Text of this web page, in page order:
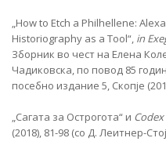
„How to Etch a Philhellene:
Historiography as a Tool“, in
Зборник во чест на Елена
Чадиковска, по повод 85
посебно издание 5, Скопје
„Сагата за Острогота“ и
(2018), 81-98 (со Д. Леитнер-